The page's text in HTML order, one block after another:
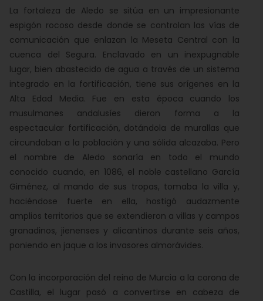
La fortaleza de Aledo se sitúa en un impresionante
espigón rocoso desde donde se controlan las vías de
comunicación que enlazan la Meseta Central con la
cuenca del Segura. Enclavado en un inexpugnable
lugar, bien abastecido de agua a través de un sistema
integrado en la fortificación, tiene sus orígenes en la
Alta Edad Media. Fue en esta época cuando los
musulmanes andalusíes dieron forma a la
espectacular fortificación, dotándola de murallas que
circundaban a la población y una sólida alcazaba. Pero
el nombre de Aledo sonaría en todo el mundo
conocido cuando, en 1086, el noble castellano García
Giménez, al mando de sus tropas, tomaba la villa y,
haciéndose fuerte en ella, hostigó audazmente
amplios territorios que se extendieron a villas y campos
granadinos, jienenses y alicantinos durante seis años,
poniendo en jaque a los invasores almorávides.
Con la incorporación del reino de Murcia a la corona de
Castilla, el lugar pasó a convertirse en cabeza de